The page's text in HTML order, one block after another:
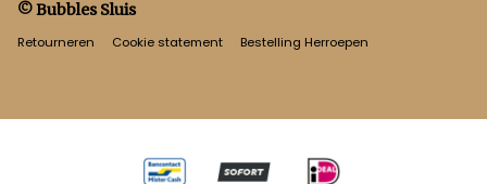
© Bubbles Sluis
Retourneren Cookie statement Bestelling Herroepen